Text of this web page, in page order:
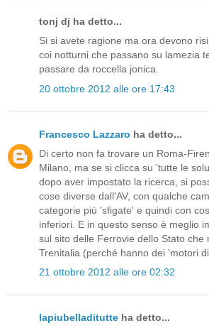
tonj dj ha detto...
Si si avete ragione ma ora devono
coi notturni che passano su lamezia
passare da roccella jonica.
20 ottobre 2012 alle ore 17:43
Francesco Lazzaro ha detto...
Di certo non fa trovare un Roma-
Milano, ma se si clicca su 'tutte le
dopo aver impostato la ricerca, si
cose diverse dall'AV, con qualche
categorie più 'sfigate' e quindi con
inferiori. E in questo senso è meglio
sul sito delle Ferrovie dello Stato che
Trenitalia (perché hanno dei 'motori
21 ottobre 2012 alle ore 02:32
lapiubelladitutte ha detto...